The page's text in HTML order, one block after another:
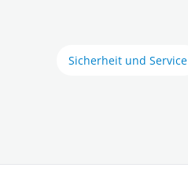
Sicherheit und Service